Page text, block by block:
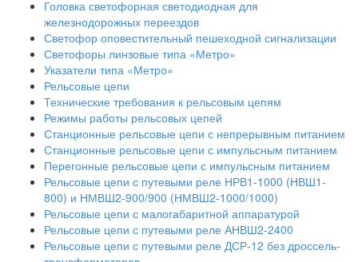
Головка светофорная светодиодная для
железнодорожных переездов
Светофор оповестительный пешеходной сигнализации
Светофоры линзовые типа «Метро»
Указатели типа «Метро»
Рельсовые цепи
Технические требования к рельсовым цепям
Режимы работы рельсовых цепей
Станционные рельсовые цепи с непрерывным питанием
Станционные рельсовые цепи с импульсным питанием
Перегонные рельсовые цепи с импульсным питанием
Рельсовые цепи с путевыми реле НРВ1-1000 (НВШ1-
800) и НМВШ2-900/900 (НМВШ2-1000/1000)
Рельсовые цепи с малогабаритной аппаратурой
Рельсовые цепи с путевыми реле АНВШ2-2400
Рельсовые цепи с путевыми реле ДСР-12 без дроссель-